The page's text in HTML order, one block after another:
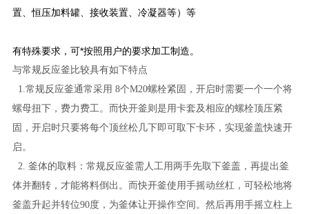
置、恒压加料罐、接收装置、冷凝器等）等
有特殊要求，可*按照用户的要求加工制造。
与常规反应釜比较具有如下特点
1.常规反应釜通常采用 8个M20螺栓紧固，开启时需要一个一个将
螺母扭下，费力费工。而快开釜则是用卡套及相应的螺栓顶压紧
固，开启时只要将每个顶丝松几下即可取下卡环，实现釜盖快速开
启。
2. 釜体的取料：常规反应釜需人工用两手先取下釜盖，再提出釜
体并翻转，才能将料倒出。而快开釜使用手摇动丝杠，可轻松地将
釜盖升起并转位90度，为釜体让开操作空间。然后再用手摇立柱上